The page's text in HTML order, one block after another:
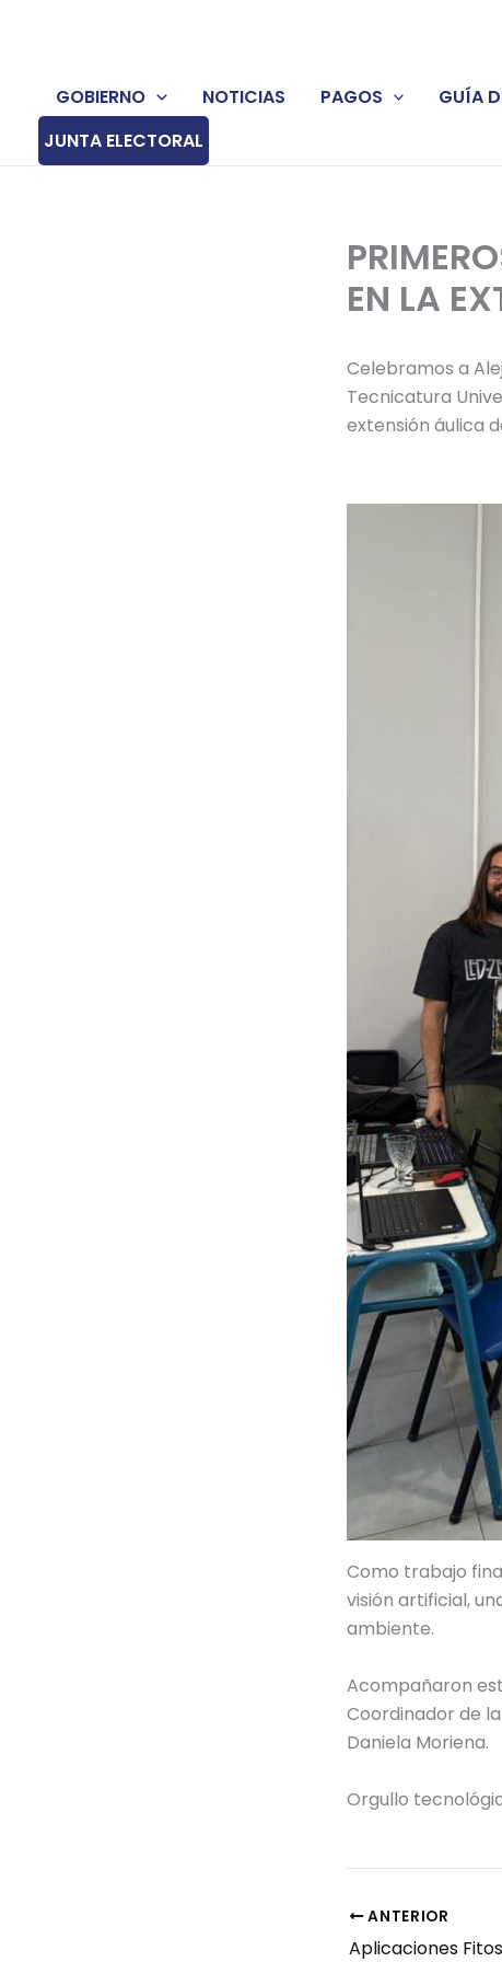
GOBIERNO
NOTICIAS PAGOS GUÍA
JUNTA ELECTORAL
EN LA
Celebramos a
Tecnicatura
extensión áulica
Como trabajo
visión artificial,
ambiente.
Acompañaron
Coordinador de
Daniela Moriena.
Orgullo
ANTERIOR
Aplicaciones